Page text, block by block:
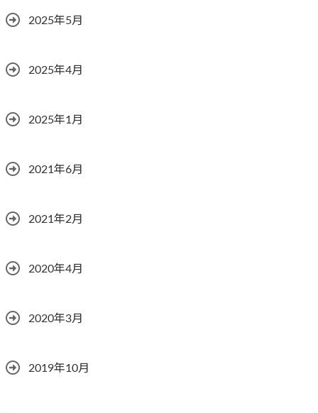
2025年5月
2025年4月
2025年1月
2021年6月
2021年2月
2020年4月
2020年3月
2019年10月